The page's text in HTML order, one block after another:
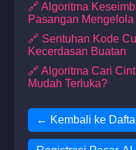
🔗 Algoritma
Pasangan
🔗 Sentuhan Kode
Kecerdasan Buatan
🔗 Algoritma Cari
Mudah Terluka?
← Kembali ke